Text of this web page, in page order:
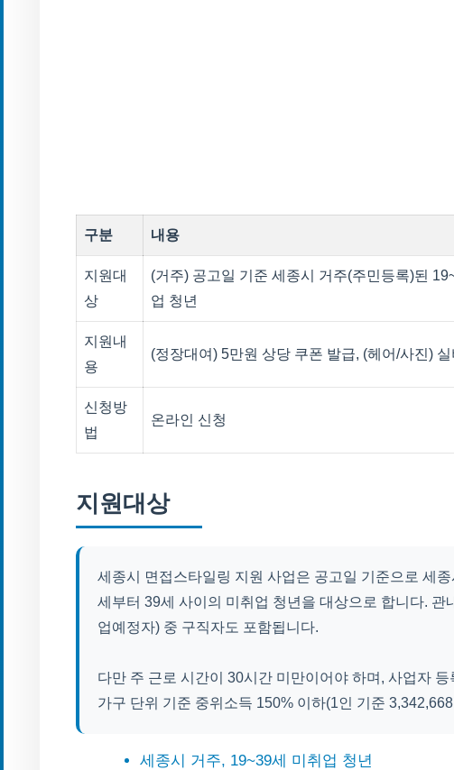
구분 내용
지원대
상
(거주) 공고일 기준 세종시 거주(주민등록)된
업 청년
지원내
용
(정장대여) 5만원 상당 쿠폰 발급, (헤어/사진) 실
신청방
법
온라인 신청
지원대상
세종시 면접스타일링 지원 사업은 공고일 기준으로 세
세부터 39세 사이의 미취업 청년을 대상으로 합니다. 관
업예정자) 중 구직자도 포함됩니다.
다만 주 근로 시간이 30시간 미만이어야 하며, 사업자
가구 단위 기준 중위소득 150% 이하(1인 기준
세종시 거주, 19~39세 미취업 청년